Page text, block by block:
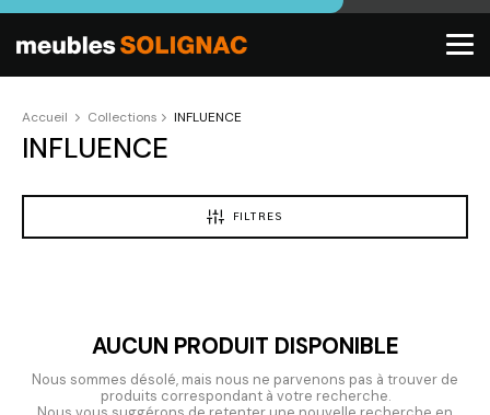
Accueil Collections INFLUENCE
INFLUENCE
FILTRES
AUCUN PRODUIT DISPONIBLE
Nous sommes désolé, mais nous ne parvenons pas à trouver de
produits correspondant à votre recherche.